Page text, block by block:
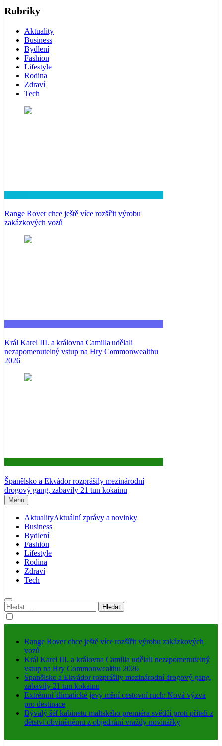
Rubriky
Aktuality
Business
Bydlení
Fashion
Lifestyle
Rodina
Zdraví
Tech
Range Rover chce ještě více rozšířit výrobu
zakázkových vozů
Král Karel III. a královna Camilla udělali
nezapomenutelný vstup na Hry Commonwealthu
2026
Španělsko a Ekvádor rozprášily mezinárodní
drogový gang, zabavily 21 tun kokainu
Menu
AktualityAktuální zprávy a novinky
Business
Bydlení
Fashion
Lifestyle
Rodina
Zdraví
Tech
Vyhledávání
Range Rover chce ještě více rozšířit výrobu zakázkových
vozů
Král Karel III. a královna Camilla udělali nezapomenutelný
vstup na Hry Commonwealthu 2026
Španělsko a Ekvádor rozprášily mezinárodní drogový gang,
zabavily 21 tun kokainu
Extrémní klimatické jevy mění cestovní ruch: Nová výzva
pro destinace
Bývalý šéf kabinetu maltského premiéra svědčí proti příteli z
dětství obviněnému z objednání vraždy novinářky